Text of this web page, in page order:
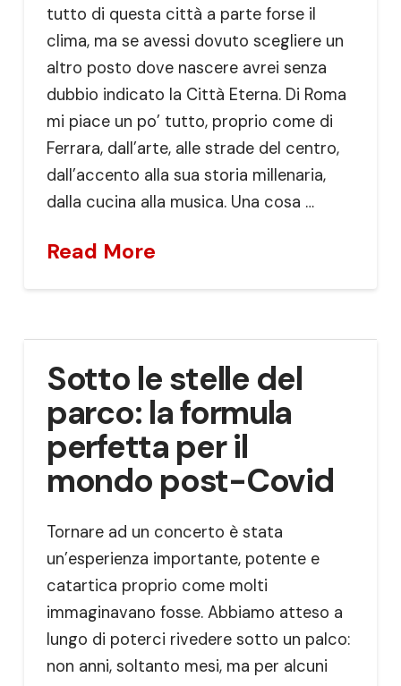
tutto di questa città a parte forse il
clima, ma se avessi dovuto scegliere un
altro posto dove nascere avrei senza
dubbio indicato la Città Eterna. Di Roma
mi piace un po’ tutto, proprio come di
Ferrara, dall’arte, alle strade del centro,
dall’accento alla sua storia millenaria,
dalla cucina alla musica. Una cosa …
Read More
Sotto le stelle del
parco: la formula
perfetta per il
mondo post-Covid
Tornare ad un concerto è stata
un’esperienza importante, potente e
catartica proprio come molti
immaginavano fosse. Abbiamo atteso a
lungo di poterci rivedere sotto un palco:
non anni, soltanto mesi, ma per alcuni